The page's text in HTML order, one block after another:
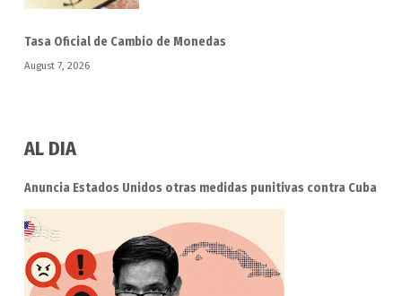
Tasa Oficial de Cambio de Monedas
August 7, 2026
AL DIA
Anuncia Estados Unidos otras medidas punitivas contra Cuba